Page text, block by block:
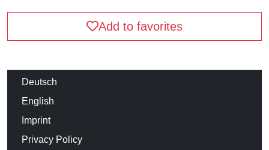
Add to favorites
Deutsch
English
Imprint
Privacy Policy